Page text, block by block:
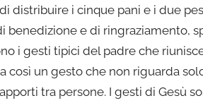
distribuire i cinque pani e i due
e di ringraziamento,
i gesti tipici del padre che
un gesto che non riguarda
tra persone. I gesti di Gesù